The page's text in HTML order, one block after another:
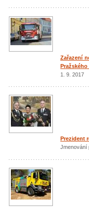
Zařazení
Pražského
1. 9. 2017
Prezident
Jmenování